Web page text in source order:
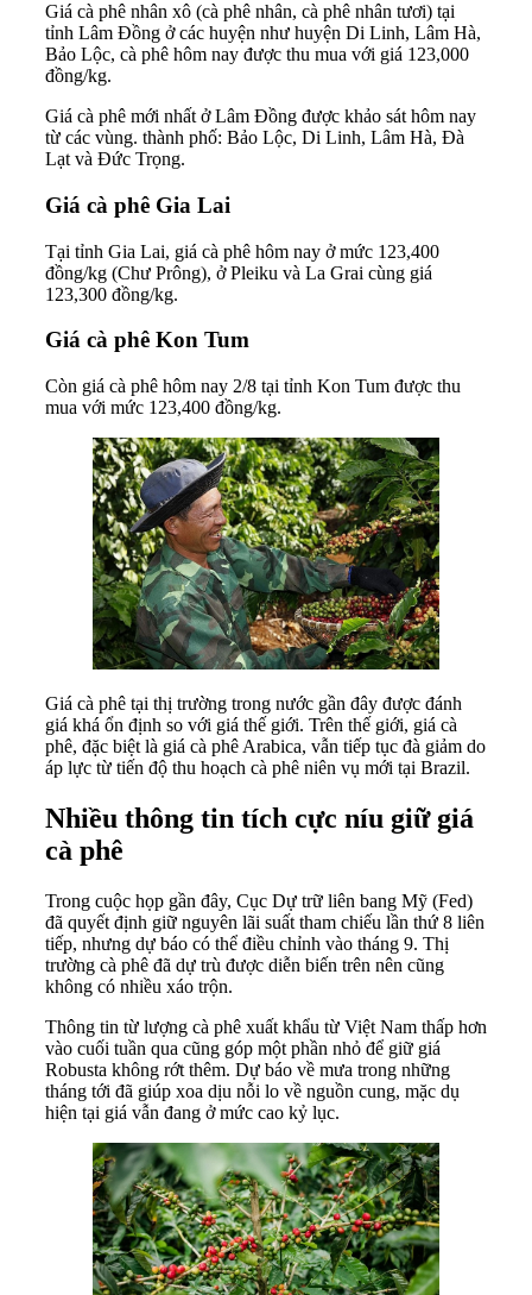
Giá cà phê nhân xô (cà phê nhân, cà phê nhân tươi) tại
tỉnh Lâm Đồng ở các huyện như huyện Di Linh, Lâm Hà,
Bảo Lộc, cà phê hôm nay được thu mua với giá 123,000
đồng/kg.
Giá cà phê mới nhất ở Lâm Đồng được khảo sát hôm nay
từ các vùng. thành phố: Bảo Lộc, Di Linh, Lâm Hà, Đà
Lạt và Đức Trọng.
Giá cà phê Gia Lai
Tại tỉnh Gia Lai, giá cà phê hôm nay ở mức 123,400
đồng/kg (Chư Prông), ở Pleiku và La Grai cùng giá
123,300 đồng/kg.
Giá cà phê Kon Tum
Còn giá cà phê hôm nay 2/8 tại tỉnh Kon Tum được thu
mua với mức 123,400 đồng/kg.
Giá cà phê tại thị trường trong nước gần đây được đánh
giá khá ổn định so với giá thế giới. Trên thế giới, giá cà
phê, đặc biệt là giá cà phê Arabica, vẫn tiếp tục đà giảm do
áp lực từ tiến độ thu hoạch cà phê niên vụ mới tại Brazil.
Nhiều thông tin tích cực níu giữ giá
cà phê
Trong cuộc họp gần đây, Cục Dự trữ liên bang Mỹ (Fed)
đã quyết định giữ nguyên lãi suất tham chiếu lần thứ 8 liên
tiếp, nhưng dự báo có thể điều chỉnh vào tháng 9. Thị
trường cà phê đã dự trù được diễn biến trên nên cũng
không có nhiều xáo trộn.
Thông tin từ lượng cà phê xuất khẩu từ Việt Nam thấp hơn
vào cuối tuần qua cũng góp một phần nhỏ để giữ giá
Robusta không rớt thêm. Dự báo về mưa trong những
tháng tới đã giúp xoa dịu nỗi lo về nguồn cung, mặc dụ
hiện tại giá vẫn đang ở mức cao kỷ lục.